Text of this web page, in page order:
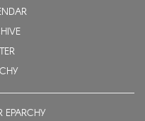
EPARCHY